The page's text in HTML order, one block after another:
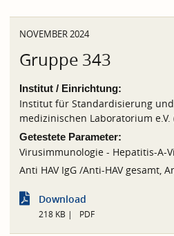
NOVEMBER 2024
Gruppe 343
Institut / Einrichtung:
Institut für Standardisierung
medizinischen Laboratorium e.V.
Getestete Parameter:
Virusimmunologie - Hepatitis-A-
Anti HAV IgG /Anti-HAV gesamt,
Download
218 KB PDF